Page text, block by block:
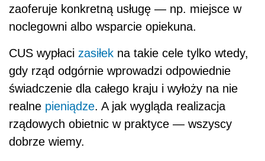
zaoferuje konkretną usługę — np. miejsce w
noclegowni albo wsparcie opiekuna.
CUS wypłaci zasiłek na takie cele tylko wtedy,
gdy rząd odgórnie wprowadzi odpowiednie
świadczenie dla całego kraju i wyłoży na nie
realne pieniądze. A jak wygląda realizacja
rządowych obietnic w praktyce — wszyscy
dobrze wiemy.